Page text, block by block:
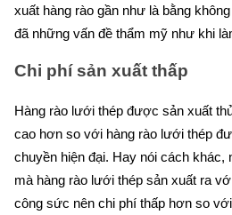
xuất hàng rào gần như là bằng
đã những vấn đề thẩm mỹ như khi
Chi phí sản xuất thấp
Hàng rào lưới thép được sản xuất
cao hơn so với hàng rào lưới thép
chuyền hiện đại. Hay nói cách khác,
mà hàng rào lưới thép sản xuất ra
công sức nên chi phí thấp hơn so